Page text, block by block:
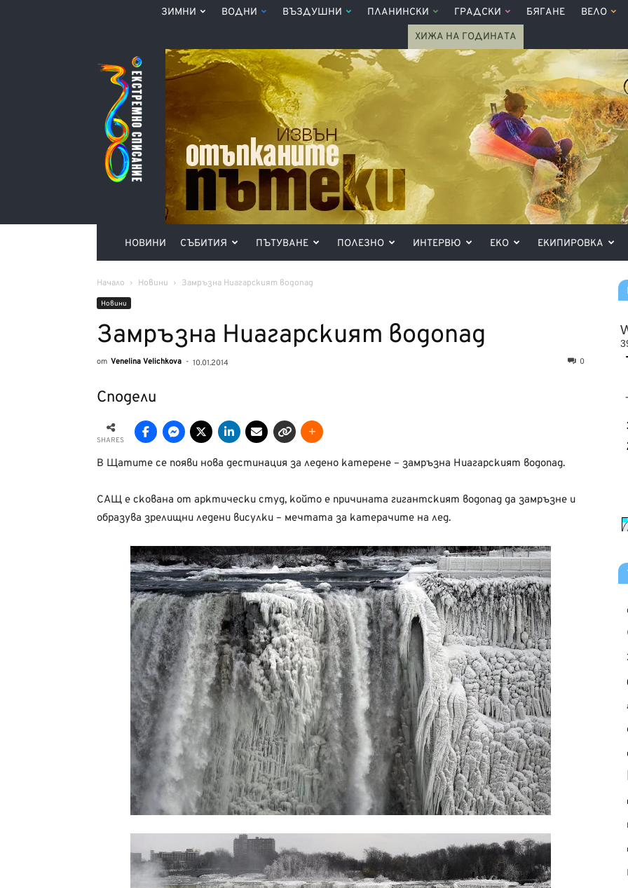
ЗИМНИ ВОДНИ ВЪЗДУШНИ ПЛАНИНСКИ ГРАДСКИ БЯГАНЕ ВЕЛО
ХИЖА НА ГОДИНАТА
Списание
360°
НОВИНИ СЪБИТИЯ ПЪТУВАНЕ ПОЛЕЗНО ИНТЕРВЮ ЕКО ЕКИПИРОВКА
Начало Новини Замръзна Ниагарският водопад
Новини
Замръзна Ниагарският водопад
от Venelina Velichkova - 10.01.2014 0
Сподели
SHARES
В Щатите се появи нова дестинация за ледено катерене – замръзна Ниагарският водопад.
САЩ е скована от арктически студ, който е причината гигантският водопад да замръзне и
образува зрелищни ледени висулки – мечтата за катерачите на лед.